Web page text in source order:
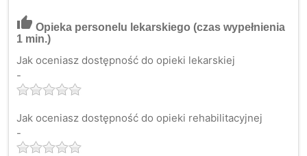
thumb_up Opieka personelu lekarskiego (czas wypełnienia
1 min.)
Jak oceniasz dostępność do opieki lekarskiej
-
Jak oceniasz dostępność do opieki rehabilitacyjnej
-